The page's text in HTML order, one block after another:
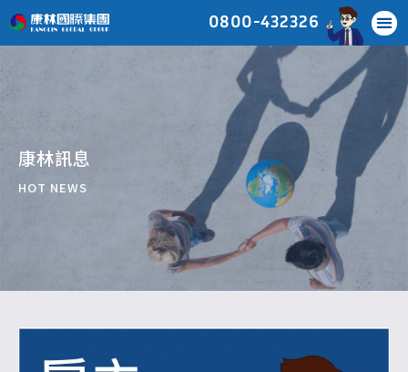
0800-432326
康林訊息
HOT NEWS